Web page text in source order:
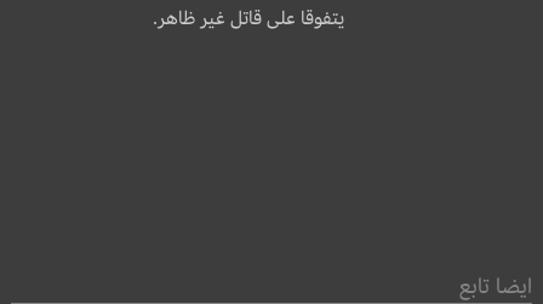
يتفوقا على قاتل غير ظاهر.
ايضا تابع